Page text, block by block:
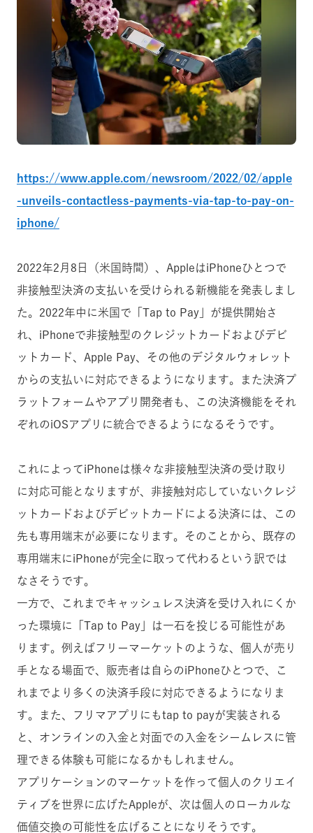
https://www.apple.com/newsroom/2022/02/apple
-unveils-contactless-payments-via-tap-to-pay-on-
iphone/
2022年2月8日（米国時間）、AppleはiPhoneひとつで
非接触型決済の支払いを受けられる新機能を発表しまし
た。2022年中に米国で「Tap to Pay」が提供開始さ
れ、iPhoneで非接触型のクレジットカードおよびデビ
ットカード、Apple Pay、その他のデジタルウォレット
からの支払いに対応できるようになります。また決済プ
ラットフォームやアプリ開発者も、この決済機能をそれ
ぞれのiOSアプリに統合できるようになるそうです。
これによってiPhoneは様々な非接触型決済の受け取り
に対応可能となりますが、非接触対応していないクレジ
ットカードおよびデビットカードによる決済には、この
先も専用端末が必要になります。そのことから、既存の
専用端末にiPhoneが完全に取って代わるという訳では
なさそうです。
一方で、これまでキャッシュレス決済を受け入れにくか
った環境に「Tap to Pay」は一石を投じる可能性があ
ります。例えばフリーマーケットのような、個人が売り
手となる場面で、販売者は自らのiPhoneひとつで、こ
れまでより多くの決済手段に対応できるようになりま
す。また、フリマアプリにもtap to payが実装される
と、オンラインの入金と対面での入金をシームレスに管
理できる体験も可能になるかもしれません。
アプリケーションのマーケットを作って個人のクリエイ
ティブを世界に広げたAppleが、次は個人のローカルな
価値交換の可能性を広げることになりそうです。